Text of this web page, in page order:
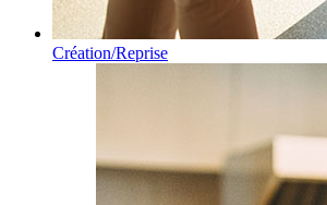
Création/Reprise